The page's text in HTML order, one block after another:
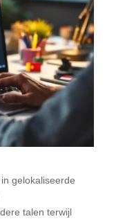
gelokaliseerde
talen terwijl